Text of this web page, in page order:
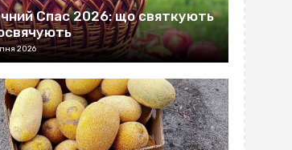
Спас 2026: що святкують
2026